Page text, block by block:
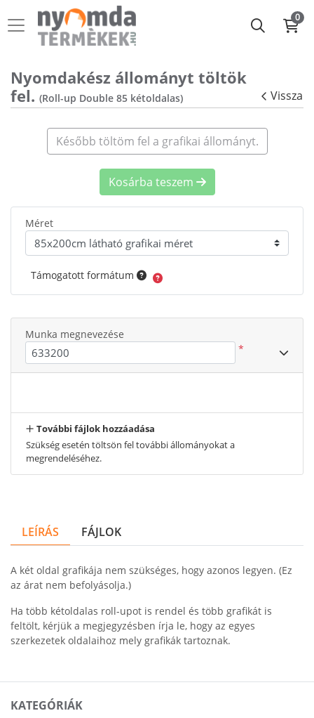
0
Nyomdakész állományt töltök
fel. (Roll-up Double 85 kétoldalas) Vissza
LEÍRÁS FÁJLOK
A két oldal grafikája nem szükséges, hogy azonos legyen. (Ez
az árat nem befolyásolja.)
Ha több kétoldalas roll-upot is rendel és több grafikát is
feltölt, kérjük a megjegyzésben írja le, hogy az egyes
szerkezetek oldalaihoz mely grafikák tartoznak.
Később töltöm fel a grafikai állományt.
Kosárba teszem
Méret
Támogatott formátum
Munka megnevezése
*
További fájlok hozzáadása
Szükség esetén töltsön fel további állományokat a
megrendeléséhez.
KATEGÓRIÁK